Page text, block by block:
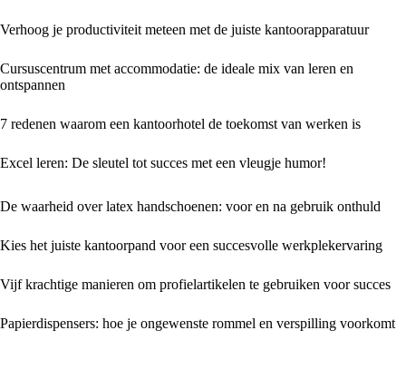
Verhoog je productiviteit meteen met de juiste kantoorapparatuur
Cursuscentrum met accommodatie: de ideale mix van leren en
ontspannen
7 redenen waarom een kantoorhotel de toekomst van werken is
Excel leren: De sleutel tot succes met een vleugje humor!
De waarheid over latex handschoenen: voor en na gebruik onthuld
Kies het juiste kantoorpand voor een succesvolle werkplekervaring
Vijf krachtige manieren om profielartikelen te gebruiken voor succes
Papierdispensers: hoe je ongewenste rommel en verspilling voorkomt